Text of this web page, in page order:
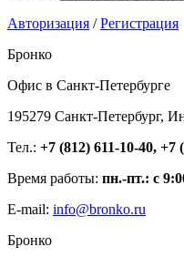
Авторизация /Регистрация
Бронко
Офис в Санкт-Петербурге
195279 Санкт-Петербург,
Тел.: +7 (812) 611-10-40, +7
Время работы: пн.-пт.: с
E-mail: info@bronko.ru
Бронко